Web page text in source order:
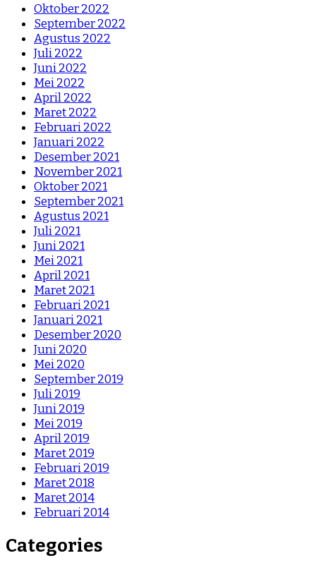
Oktober 2022
September 2022
Agustus 2022
Juli 2022
Juni 2022
Mei 2022
April 2022
Maret 2022
Februari 2022
Januari 2022
Desember 2021
November 2021
Oktober 2021
September 2021
Agustus 2021
Juli 2021
Juni 2021
Mei 2021
April 2021
Maret 2021
Februari 2021
Januari 2021
Desember 2020
Juni 2020
Mei 2020
September 2019
Juli 2019
Juni 2019
Mei 2019
April 2019
Maret 2019
Februari 2019
Maret 2018
Maret 2014
Februari 2014
Categories